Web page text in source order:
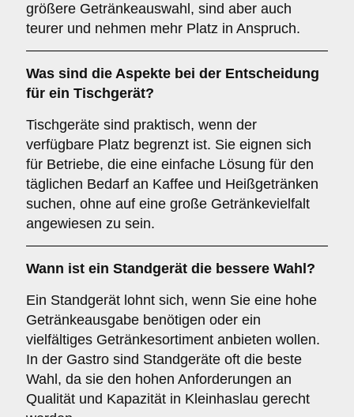
größere Getränkeauswahl, sind aber auch
teurer und nehmen mehr Platz in Anspruch.
Was sind die Aspekte bei der Entscheidung
für ein Tischgerät?
Tischgeräte sind praktisch, wenn der
verfügbare Platz begrenzt ist. Sie eignen sich
für Betriebe, die eine einfache Lösung für den
täglichen Bedarf an Kaffee und Heißgetränken
suchen, ohne auf eine große Getränkevielfalt
angewiesen zu sein.
Wann ist ein Standgerät die bessere Wahl?
Ein Standgerät lohnt sich, wenn Sie eine hohe
Getränkeausgabe benötigen oder ein
vielfältiges Getränkesortiment anbieten wollen.
In der Gastro sind Standgeräte oft die beste
Wahl, da sie den hohen Anforderungen an
Qualität und Kapazität in Kleinhaslau gerecht